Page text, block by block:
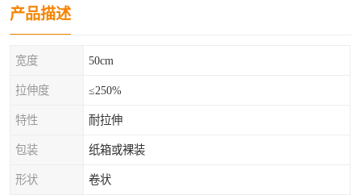
产品描述
宽度 50cm
拉伸度 ≤250%
特性 耐拉伸
包装 纸箱或裸装
形状 卷状